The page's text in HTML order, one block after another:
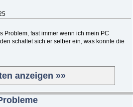
Problem, fast immer wenn ich mein PC
schaltet sich er selber ein, was konnte die
anzeigen »»